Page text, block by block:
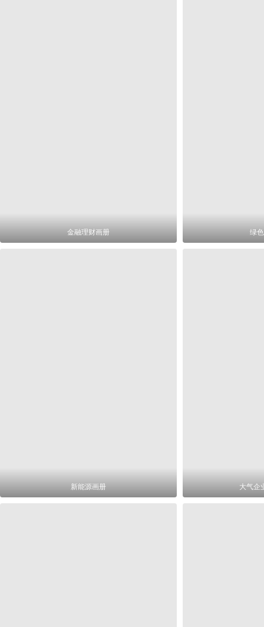
金融理财画册 绿
新能源画册 大气企